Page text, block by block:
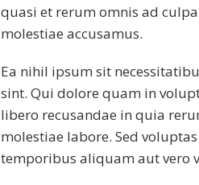
quasi et rerum omnis ad
molestiae accusamus.
Ea nihil ipsum sit
sint. Qui dolore quam in
libero recusandae in quia
molestiae labore. Sed
temporibus aliquam aut vero